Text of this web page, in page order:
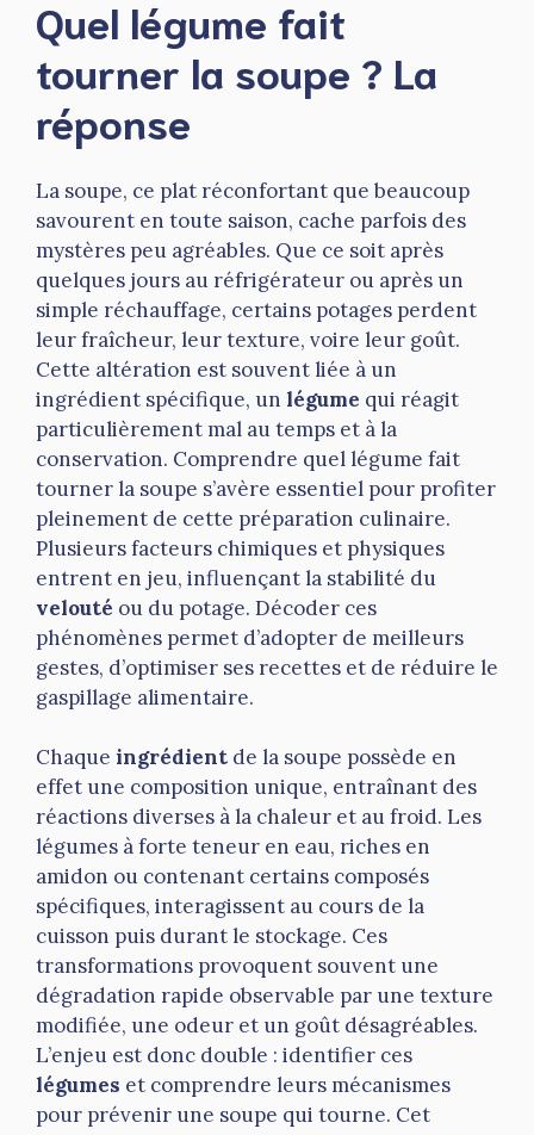
Quel légume fait
tourner la soupe ? La
réponse
La soupe, ce plat réconfortant que beaucoup
savourent en toute saison, cache parfois des
mystères peu agréables. Que ce soit après
quelques jours au réfrigérateur ou après un
simple réchauffage, certains potages perdent
leur fraîcheur, leur texture, voire leur goût.
Cette altération est souvent liée à un
ingrédient spécifique, un légume qui réagit
particulièrement mal au temps et à la
conservation. Comprendre quel légume fait
tourner la soupe s’avère essentiel pour profiter
pleinement de cette préparation culinaire.
Plusieurs facteurs chimiques et physiques
entrent en jeu, influençant la stabilité du
velouté ou du potage. Décoder ces
phénomènes permet d’adopter de meilleurs
gestes, d’optimiser ses recettes et de réduire le
gaspillage alimentaire.
Chaque ingrédient de la soupe possède en
effet une composition unique, entraînant des
réactions diverses à la chaleur et au froid. Les
légumes à forte teneur en eau, riches en
amidon ou contenant certains composés
spécifiques, interagissent au cours de la
cuisson puis durant le stockage. Ces
transformations provoquent souvent une
dégradation rapide observable par une texture
modifiée, une odeur et un goût désagréables.
L’enjeu est donc double : identifier ces
légumes et comprendre leurs mécanismes
pour prévenir une soupe qui tourne. Cet